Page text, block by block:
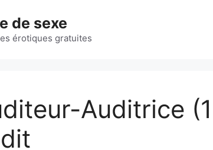
de sexe
érotiques gratuites
Auditrice